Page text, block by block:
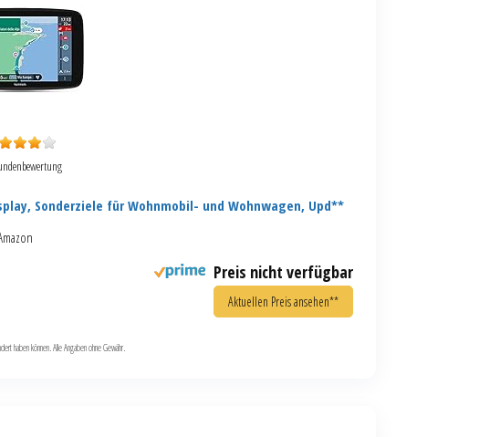
Sonderziele für Wohnmobil- und Wohnwagen, Upd**
Preis nicht verfügbar
Aktuellen Preis ansehen**
haben können. Alle Angaben ohne Gewähr.